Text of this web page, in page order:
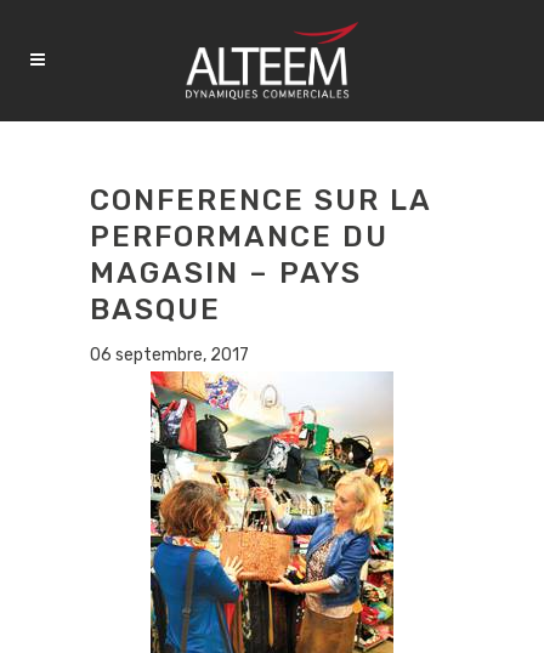
CONFERENCE SUR LA
PERFORMANCE DU
MAGASIN – PAYS
BASQUE
06 septembre, 2017